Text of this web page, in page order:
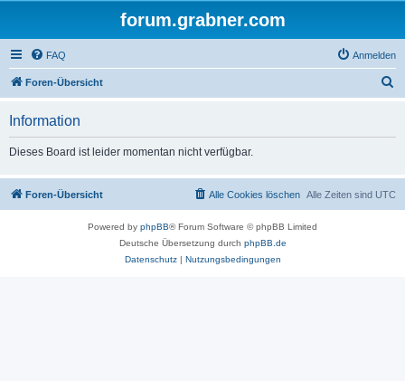
forum.grabner.com
FAQ Anmelden
Foren-Übersicht
Information
Dieses Board ist leider momentan nicht verfügbar.
Foren-Übersicht Alle Zeiten sind UTC
Alle Cookies löschen
Powered by phpBB® Forum Software © phpBB Limited
Deutsche Übersetzung durch phpBB.de
Datenschutz| Nutzungsbedingungen